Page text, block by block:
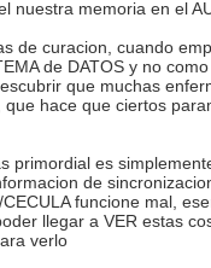
nuestra memoria en el
de curacion, cuando
de DATOS y no
que muchas
hace que ciertos
primordial es
de
funcione mal,
llegar a VER estas
verlo